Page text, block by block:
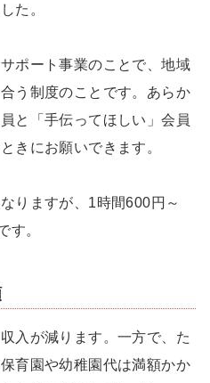
た。
ポート事業のことで、地域
う制度のことです。あらか
と「手伝ってほしい」会員
きにお願いできます。
りますが、1時間600円～
す。
入が減ります。一方で、た
育園や幼稚園代は満額かか